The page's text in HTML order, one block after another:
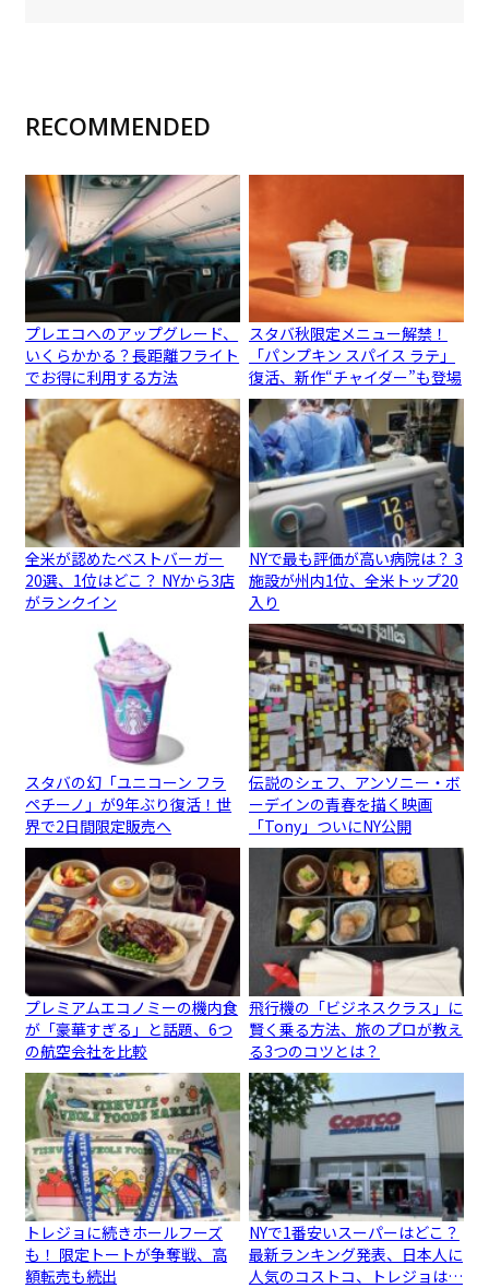
RECOMMENDED
プレエコへのアップグレード、
いくらかかる？長距離フライト
でお得に利用する方法
スタバ秋限定メニュー解禁！
「パンプキン スパイス ラテ」
復活、新作“チャイダー”も登場
全米が認めたベストバーガー
20選、1位はどこ？ NYから3店
がランクイン
NYで最も評価が高い病院は？ 3
施設が州内1位、全米トップ20
入り
スタバの幻「ユニコーン フラ
ペチーノ」が9年ぶり復活！世
界で2日間限定販売へ
伝説のシェフ、アンソニー・ボ
ーデインの青春を描く映画
「Tony」ついにNY公開
プレミアムエコノミーの機内食
が「豪華すぎる」と話題、6つ
の航空会社を比較
飛行機の「ビジネスクラス」に
賢く乗る方法、旅のプロが教え
る3つのコツとは？
トレジョに続きホールフーズ
も！ 限定トートが争奪戦、高
額転売も続出
NYで1番安いスーパーはどこ？
最新ランキング発表、日本人に
人気のコストコ、トレジョは…